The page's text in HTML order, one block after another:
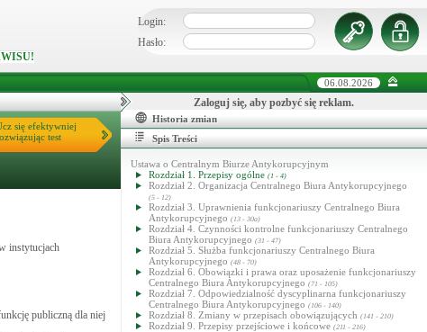
Login:
Hasło:
06.08.2026
się efektywniej
test
instytucjach
publiczną dla niej
Zaloguj się, aby pozbyć się reklam.
Historia zmian
Spis Treści
Ustawa o Centralnym Biurze Antykorupcyjnym
Rozdział 1. Przepisy ogólne (1 - 4)
Rozdział 2. Organizacja Centralnego Biura Antykorupcyjnego
(5 - 12)
Rozdział 3. Uprawnienia funkcjonariuszy Centralnego Biura
Antykorupcyjnego (13 - 30a)
Rozdział 4. Czynności kontrolne funkcjonariuszy Centralnego
Biura Antykorupcyjnego (31 - 47)
Rozdział 5. Służba funkcjonariuszy Centralnego Biura
Antykorupcyjnego (48 - 70)
Rozdział 6. Obowiązki i prawa oraz uposażenie funkcjonariuszy
Centralnego Biura Antykorupcyjnego (71 - 105)
Rozdział 7. Odpowiedzialność dyscyplinarna funkcjonariuszy
Centralnego Biura Antykorupcyjnego (106 - 140)
Rozdział 8. Zmiany w przepisach obowiązujących (141 - 210)
Rozdział 9. Przepisy przejściowe i końcowe (211 - 216)